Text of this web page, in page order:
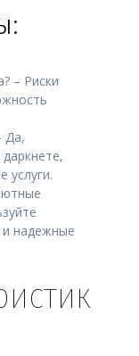
– Риски
Да,
услуги.
надежные